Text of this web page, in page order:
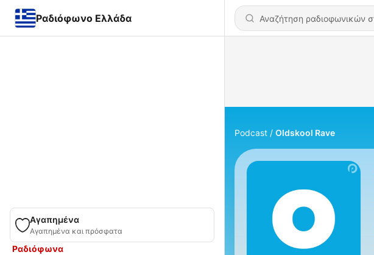
Ραδιόφωνο Ελλάδα
Αγαπημένα
Αγαπημένα και πρόσφατα
Ραδιόφωνα
Podcast Oldskool Rave